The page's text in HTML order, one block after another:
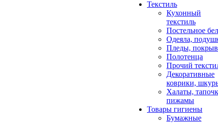
Текстиль
Кухонный
текстиль
Постельное
Одеяла,
Пледы,
Полотенца
Прочий
Декоративные
коврики,
Халаты,
пижамы
Товары гигиены
Бумажные